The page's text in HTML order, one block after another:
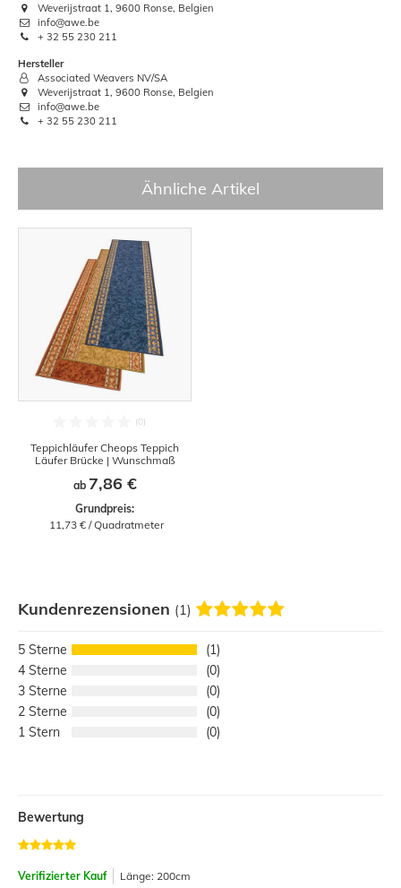
Weverijstraat 1, 9600 Ronse, Belgien
info@awe.be
+ 32 55 230 211
Hersteller
Associated Weavers NV/SA
Weverijstraat 1, 9600 Ronse, Belgien
info@awe.be
+ 32 55 230 211
Ähnliche Artikel
Teppichläufer Cheops Teppich
Läufer Brücke | Wunschmaß
ab 7,86 €
Grundpreis:
11,73 € / Quadratmeter
Kundenrezensionen (1)
5
1
4
0
3
0
2
0
1
0
Bewertung
Verifizierter Kauf Länge: 200cm